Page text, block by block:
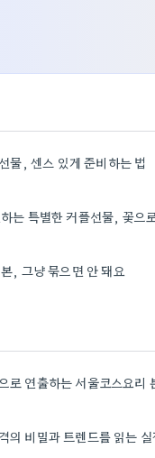
물, 센스 있게 준비하는 법
는 특별한 커플선물, 꽃으
, 그냥 묶으면 안 돼요
로 연출하는 서울코스요리
의 비밀과 트렌드를 읽는